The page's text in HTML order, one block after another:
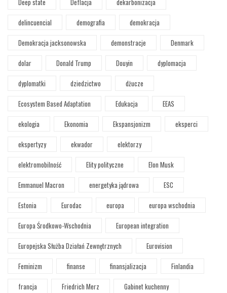
delincuencial
demografia
demokracja
Demokracja jacksonowska
demonstracje
Denmark
dolar
Donald Trump Douyin
dyplomacja
dyplomatki
dziedzictwo
dżucze
Ecosystem Based Adaptation
Edukacja
EEAS
ekologia
Ekonomia Ekspansjonizm
eksperci
ekspertyzy
ekwador
elektorzy
elektromobilność
Elity polityczne
Elon Musk
Emmanuel Macron
energetyka jądrowa
ESC
Estonia
Eurodac europa
europa wschodnia
Europa Środkowo-Wschodnia
European integration
Europejska Służba Działań Zewnętrznych
Eurovision
Feminizm
finanse finansjalizacja
Finlandia
francja
Friedrich Merz
Gabinet kuchenny